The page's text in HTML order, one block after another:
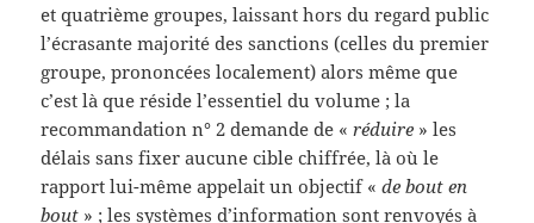
et quatrième groupes, laissant hors du regard public
l’écrasante majorité des sanctions (celles du premier
groupe, prononcées localement) alors même que
c’est là que réside l’essentiel du volume ; la
recommandation n° 2 demande de «réduire » les
délais sans fixer aucune cible chiffrée, là où le
rapport lui-même appelait un objectif «de bout en
bout » ; les systèmes d’information sont renvoyés à